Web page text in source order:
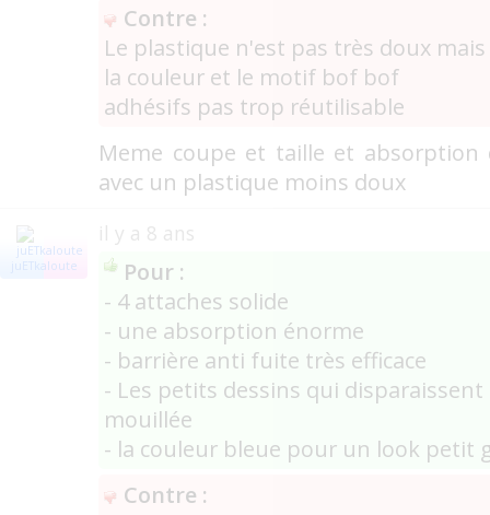
Contre :
Le plastique n'est pas très doux
la couleur et le motif bof bof
adhésifs pas trop réutilisable
Meme coupe et taille et absorption
avec un plastique moins doux
juETkaloute
il y a 8 ans
Pour :
- 4 attaches solide
- une absorption énorme
- barrière anti fuite très efficace
- Les petits dessins qui
mouillée
- la couleur bleue pour un look petit
Contre :